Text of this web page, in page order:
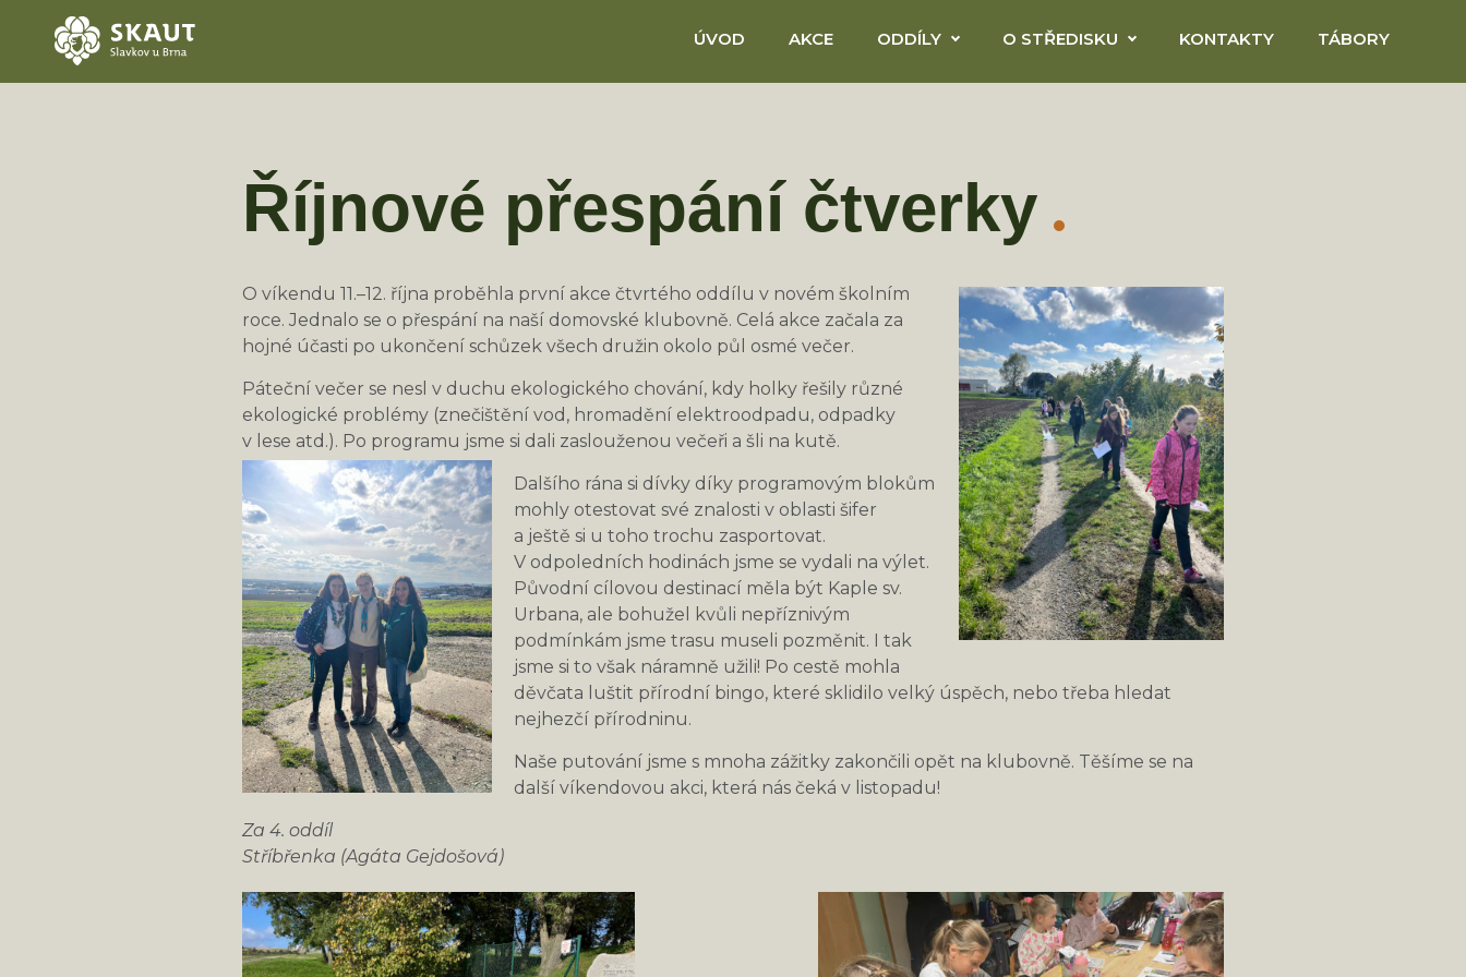
ÚVOD AKCE ODDÍLY O STŘEDISKU KONTAKTY TÁBORY
Říjnové přespání čtverky
O víkendu 11.–12. října proběhla první akce čtvrtého oddílu v novém školním
roce. Jednalo se o přespání na naší domovské klubovně. Celá akce začala za
hojné účasti po ukončení schůzek všech družin okolo půl osmé večer.
Páteční večer se nesl v duchu ekologického chování, kdy holky řešily různé
ekologické problémy (znečištění vod, hromadění elektroodpadu, odpadky
v lese atd.). Po programu jsme si dali zaslouženou večeři a šli na kutě.
Dalšího rána si dívky díky programovým blokům
mohly otestovat své znalosti v oblasti šifer
a ještě si u toho trochu zasportovat.
V odpoledních hodinách jsme se vydali na výlet.
Původní cílovou destinací měla být Kaple sv.
Urbana, ale bohužel kvůli nepříznivým
podmínkám jsme trasu museli pozměnit. I tak
jsme si to však náramně užili! Po cestě mohla
děvčata luštit přírodní bingo, které sklidilo velký úspěch, nebo třeba hledat
nejhezčí přírodninu.
Naše putování jsme s mnoha zážitky zakončili opět na klubovně. Těšíme se na
další víkendovou akci, která nás čeká v listopadu!
Za 4. oddíl
Stříbřenka (Agáta Gejdošová)